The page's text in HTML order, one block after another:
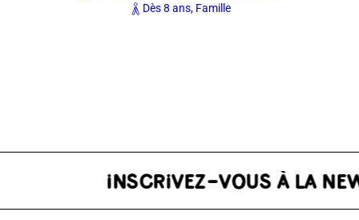
Dès 8 ans, Famille